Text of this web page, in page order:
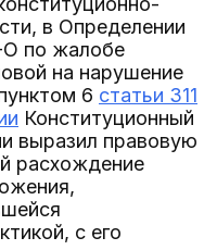
в Определении
О по жалобе
на нарушение
6 статьи 311
Конституционный
выразил правовую
расхождение
с его